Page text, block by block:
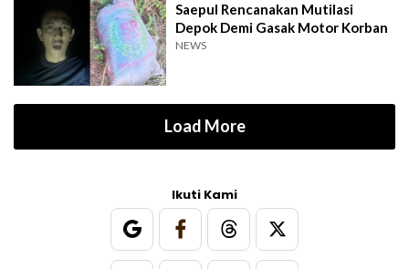
Saepul Rencanakan Mutilasi
Depok Demi Gasak Motor Korban
NEWS
Load More
Ikuti Kami